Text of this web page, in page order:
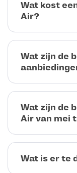
Wat kost
Air?
Wat zijn de
Wat zijn de
Air van mei
Wat is er te